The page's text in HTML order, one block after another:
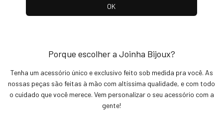
Porque escolher a Joinha Bijoux?
Tenha um acessório único e exclusivo feito sob medida pra você. As
nossas peças são feitas à mão com altíssima qualidade, e com todo
o cuidado que você merece. Vem personalizar o seu acessório com a
gente!